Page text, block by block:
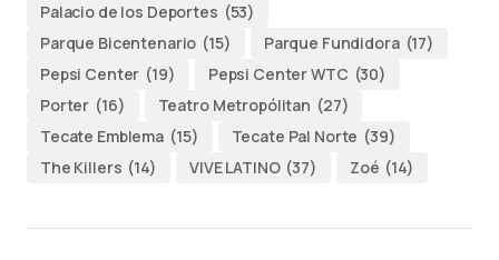
Palacio de los Deportes (53)
Parque Bicentenario (15) Parque Fundidora (17)
Pepsi Center (19) Pepsi Center WTC (30)
Porter (16) Teatro Metropólitan (27)
Tecate Emblema (15) Tecate Pal Norte (39)
The Killers (14) VIVE LATINO (37) Zoé (14)